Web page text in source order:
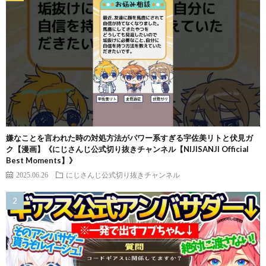
嫌なことを言われた時の対処方法がパワー系すぎる宇佐美リトと伏見ガ
ク【漫画】《にじさんじ公式切り抜きチャンネル【NIJISANJI Official
Best Moments】》
2025.06.26 にじさんじ公式切り抜きチャンネル